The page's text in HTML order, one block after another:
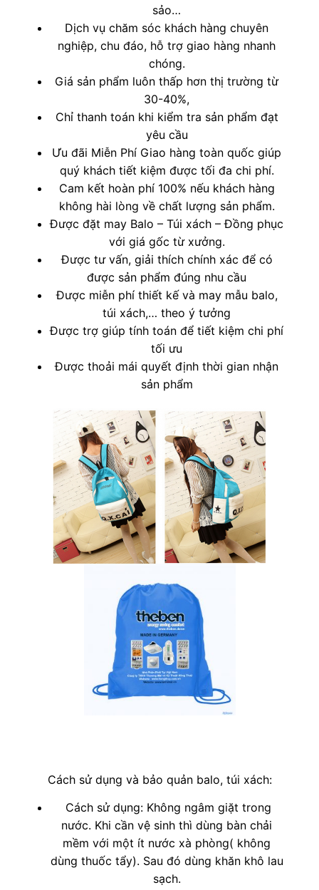
sảo…
Dịch vụ chăm sóc khách hàng chuyên
nghiệp, chu đáo, hỗ trợ giao hàng nhanh
chóng.
Giá sản phẩm luôn thấp hơn thị trường từ
30-40%,
Chỉ thanh toán khi kiểm tra sản phẩm đạt
yêu cầu
Ưu đãi Miễn Phí Giao hàng toàn quốc giúp
quý khách tiết kiệm được tối đa chi phí.
Cam kết hoàn phí 100% nếu khách hàng
không hài lòng về chất lượng sản phẩm.
Được đặt may Balo – Túi xách – Đồng phục
với giá gốc từ xưởng.
Được tư vấn, giải thích chính xác để có
được sản phẩm đúng nhu cầu
Được miễn phí thiết kế và may mẫu balo,
túi xách,… theo ý tưởng
Được trợ giúp tính toán để tiết kiệm chi phí
tối ưu
Được thoải mái quyết định thời gian nhận
sản phẩm
Cách sử dụng và bảo quản balo, túi xách:
Cách sử dụng: Không ngâm giặt trong
nước. Khi cần vệ sinh thì dùng bàn chải
mềm với một ít nước xà phòng( không
dùng thuốc tẩy). Sau đó dùng khăn khô lau
sạch.